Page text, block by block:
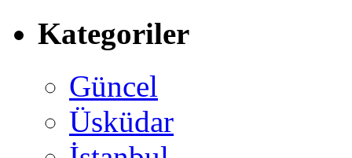
Kategoriler
Güncel
Üsküdar